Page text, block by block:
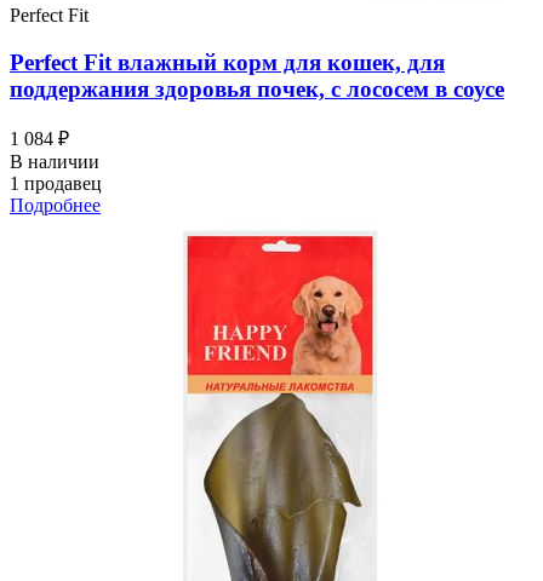
Perfect Fit
Perfect Fit влажный корм для кошек, для
поддержания здоровья почек, с лососем в соусе
1 084 ₽
В наличии
1 продавец
Подробнее